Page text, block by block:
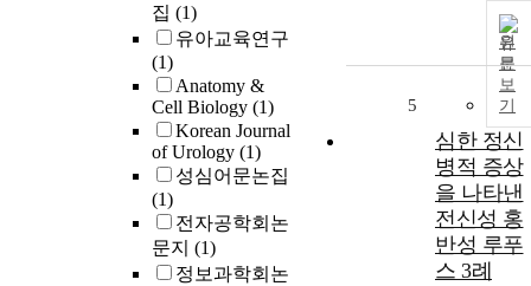
집 (1)
유아교육연구
(1)
Anatomy &
Cell Biology (1)
Korean Journal
of Urology (1)
성심어문논집
(1)
전자공학회논
문지 (1)
정보과학회논
원
문
보
기
5
심한 정신
병적 증상
을 나타낸
전신성 홍
반성 루푸
스 3례